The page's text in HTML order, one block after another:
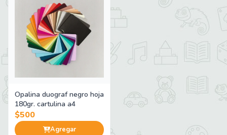
Opalina duograf negro hoja
180gr. cartulina a4
$500
Agregar